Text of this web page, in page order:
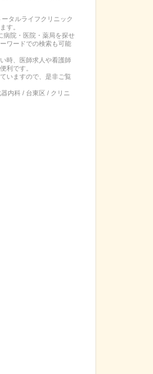
ータルライフクリニック
す。
病院・医院・薬局を探せ
ワードでの検索も可能
時、医師求人や看護師
利です。
いますので、是非ご覧
内科 / 台東区 / クリニ